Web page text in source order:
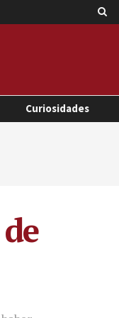
Curiosidades